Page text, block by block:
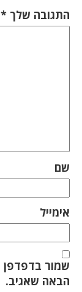
התגובה שלך *
שם
אימייל
שמור בדפדפן
הבאה שאגיב.